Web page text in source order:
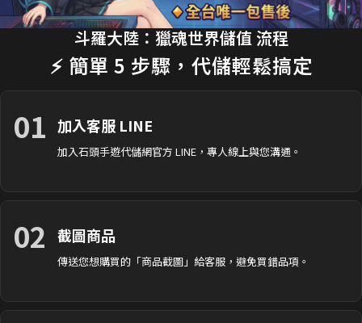
30分鐘前 Ap**le 購買了 990元 月卡 交易成功
35分鐘前 楊**婷 購買了 3290元 禮包 交易成功
斗羅大陸：獵魂世界儲值 流程
⚡ 簡單 5 步驟，代儲輕鬆搞定
01 加入客服 LINE
加入石頭手遊代儲網官方 LINE，專人線上與您溝通。
02 截圖商品
傳送您想購買的「商品截圖」給客服，避免買錯品項。